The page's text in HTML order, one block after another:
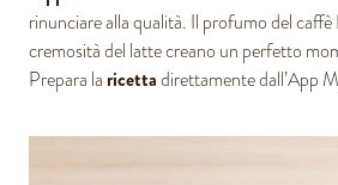
rinunciare alla qualità. Il profumo del caffè
cremosità del latte creano un perfetto
Prepara la ricettadirettamente dall’App